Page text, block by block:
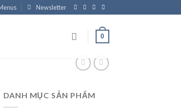
Newsletter
0
DANH MỤC SẢN PHẨM